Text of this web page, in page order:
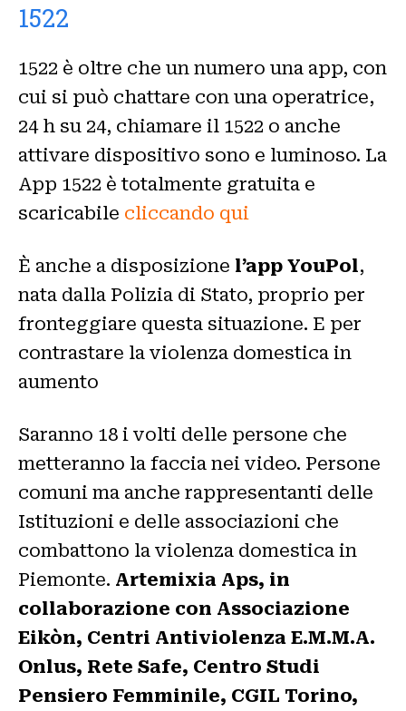
1522
1522 è oltre che un numero una app, con
cui si può chattare con una operatrice,
24 h su 24, chiamare il 1522 o anche
attivare dispositivo sono e luminoso. La
App 1522 è totalmente gratuita e
scaricabile cliccando qui
È anche a disposizione l’app YouPol,
nata dalla Polizia di Stato, proprio per
fronteggiare questa situazione. E per
contrastare la violenza domestica in
aumento
Saranno 18 i volti delle persone che
metteranno la faccia nei video. Persone
comuni ma anche rappresentanti delle
Istituzioni e delle associazioni che
combattono la violenza domestica in
Piemonte. Artemixia Aps, in
collaborazione con Associazione
Eikòn, Centri Antiviolenza E.M.M.A.
Onlus, Rete Safe, Centro Studi
Pensiero Femminile, CGIL Torino,